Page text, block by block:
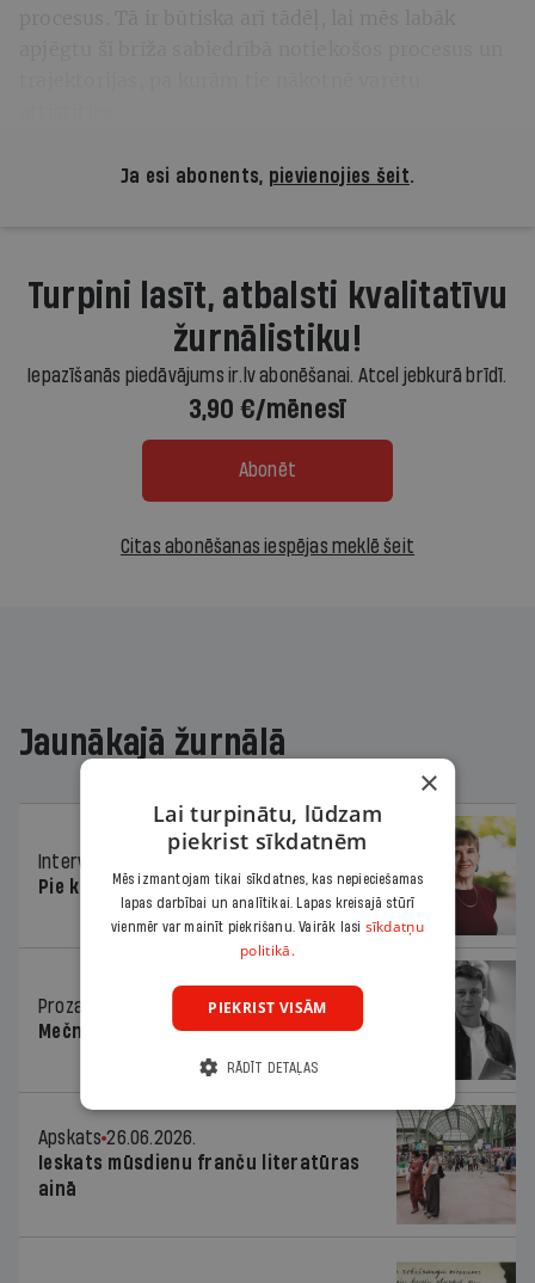
Ja esi abonents, pievienojies šeit.
Turpini lasīt, atbalsti kvalitatīvu
žurnālistiku!
Iepazīšanās piedāvājums ir.lv abonēšanai. Atcel jebkurā brīdī.
3,90 €/mēnesī
Abonēt
Citas abonēšanas iespējas meklē šeit
Jaunākajā žurnālā
Intervija
Pie kaimiņiem igauņiem
Proza
Mečnikova ielas divas joslas
Apskats 26.06.2026.
Ieskats mūsdienu franču literatūras
ainā
×
Lai turpinātu, lūdzam
piekrist sīkdatnēm
Mēs izmantojam tikai sīkdatnes, kas nepieciešamas
lapas darbībai un analītikai. Lapas kreisajā stūrī
vienmēr var mainīt piekrišanu. Vairāk lasi sīkdatņu
politikā.
PIEKRIST VISĀM
RĀDĪT DETAĻAS